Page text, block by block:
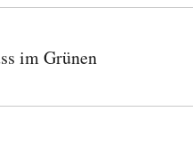
im Grünen